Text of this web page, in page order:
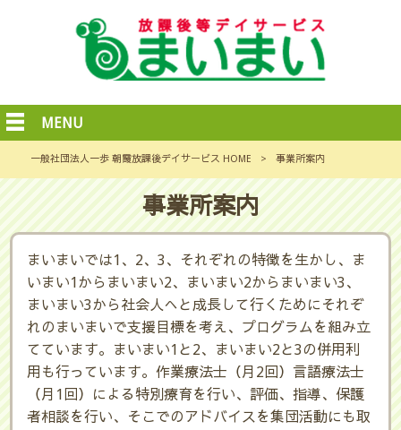
MENU
一般社団法人一歩 朝霞放課後デイサービス HOME > 事業所案内
事業所案内
まいまいでは1、2、3、それぞれの特徴を生かし、ま
いまい1からまいまい2、まいまい2からまいまい3、
まいまい3から社会人へと成長して行くためにそれぞ
れのまいまいで支援目標を考え、プログラムを組み立
てています。まいまい1と2、まいまい2と3の併用利
用も行っています。作業療法士（月2回）言語療法士
（月1回）による特別療育を行い、評価、指導、保護
者相談を行い、そこでのアドバイスを集団活動にも取